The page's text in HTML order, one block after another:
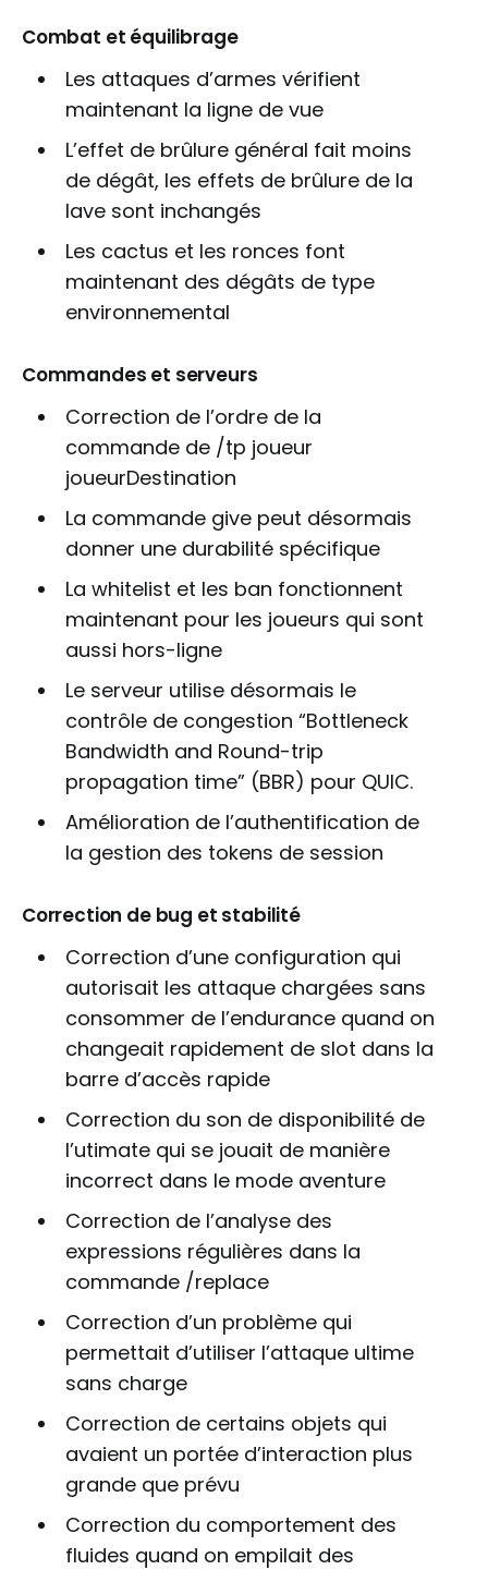
Combat et équilibrage
Les attaques d’armes vérifient
maintenant la ligne de vue
L’effet de brûlure général fait moins
de dégât, les effets de brûlure de la
lave sont inchangés
Les cactus et les ronces font
maintenant des dégâts de type
environnemental
Commandes et serveurs
Correction de l’ordre de la
commande de /tp joueur
joueurDestination
La commande give peut désormais
donner une durabilité spécifique
La whitelist et les ban fonctionnent
maintenant pour les joueurs qui sont
aussi hors-ligne
Le serveur utilise désormais le
contrôle de congestion “Bottleneck
Bandwidth and Round-trip
propagation time” (BBR) pour QUIC.
Amélioration de l’authentification de
la gestion des tokens de session
Correction de bug et stabilité
Correction d’une configuration qui
autorisait les attaque chargées sans
consommer de l’endurance quand on
changeait rapidement de slot dans la
barre d’accès rapide
Correction du son de disponibilité de
l’utimate qui se jouait de manière
incorrect dans le mode aventure
Correction de l’analyse des
expressions régulières dans la
commande /replace
Correction d’un problème qui
permettait d’utiliser l’attaque ultime
sans charge
Correction de certains objets qui
avaient un portée d’interaction plus
grande que prévu
Correction du comportement des
fluides quand on empilait des